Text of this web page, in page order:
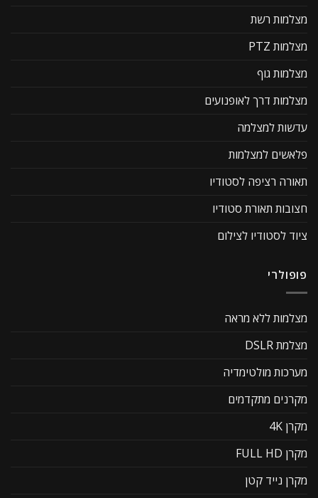
מצלמות רשת
מצלמות PTZ
מצלמות גוף
מצלמות דרך לאופנועים
עדשות למצלמה
פלאשים למצלמות
תאורה רציפה לסטודיו
חצובות תאורת סטודיו
ציוד לסטודיו לצילום
פופולרי
מצלמות ללא מראה
מצלמת DSLR
מערכות מולטימדיה
מקרנים מתקדמים
מקרן 4K
מקרן FULL HD
מקרן נייד קטן